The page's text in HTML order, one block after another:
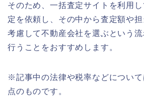
そのため、一括査定サイトを利用
定を依頼し、その中から査定額や
考慮して不動産会社を選ぶという
行うことをおすすめします。
※記事中の法律や税率などについ
点のものです。